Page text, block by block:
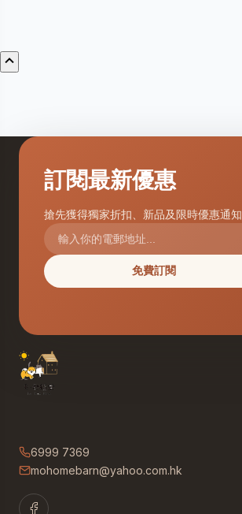
訂閱最新優惠
搶先獲得獨家折扣、新品及限時優惠通知
免費訂閱
6999 7369
mohomebarn@yahoo.com.hk